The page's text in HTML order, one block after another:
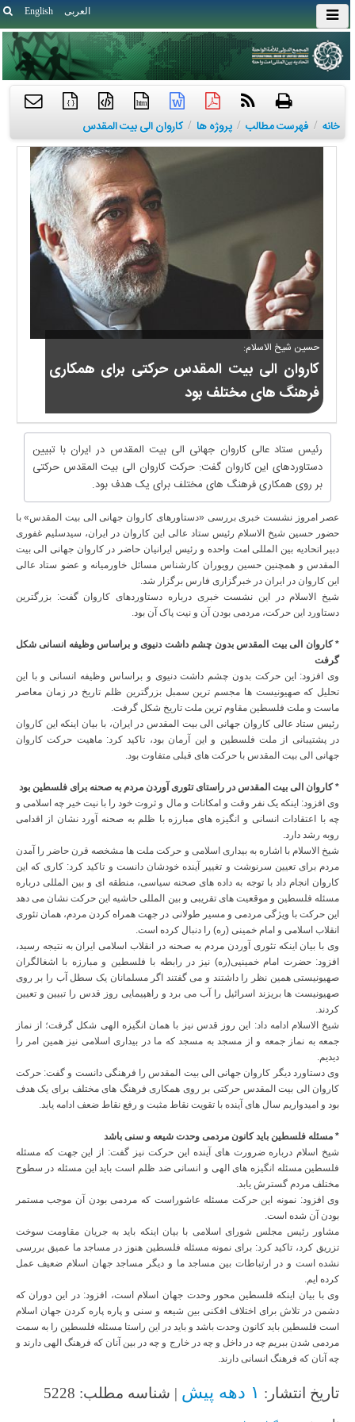
English العربی
htm
{ }
خانه / فهرست مطالب / پروژه ها / کاروان الی بیت المقدس
حسین شیخ الاسلام:
کاروان الی بیت المقدس حرکتی برای همکاری
فرهنگ های مختلف بود
رئیس ستاد عالی کاروان جهانی الی بیت المقدس در ایران با تبیین
دستاوردهای این کاروان گفت: حرکت کاروان الی بیت المقدس حرکتی
بر روی همکاری فرهنگ های مختلف برای یک هدف بود.
عصر امروز نشست خبری بررسی «دستاورهای کاروان جهانی الی بیت المقدس» با
حضور حسین شیخ الاسلام رئیس ستاد عالی این کاروان در ایران، سیدسلیم غفوری
دبیر اتحادیه بین المللی امت واحده و رئیس ایرانیان حاضر در کاروان جهانی الی بیت
المقدس و همچنین حسین رویوران کارشناس مسائل خاورمیانه و عضو ستاد عالی
این کاروان در ایران در خبرگزاری فارس برگزار شد.
شیخ الاسلام در این نشست خبری درباره دستاوردهای کاروان گفت: بزرگترین
دستاورد این حرکت، مردمی بودن آن و نیت پاک آن بود.
* کاروان الی بیت المقدس بدون چشم داشت دنیوی و براساس وظیفه انسانی شکل
گرفت
وی افزود: این حرکت بدون چشم داشت دنیوی و براساس وظیفه انسانی و با این
تحلیل که صهیونیست ها مجسم ترین سمبل بزرگترین ظلم تاریخ در زمان معاصر
ماست و ملت فلسطین مقاوم ترین ملت تاریخ شکل گرفت.
رئیس ستاد عالی کاروان جهانی الی بیت المقدس در ایران، با بیان اینکه این کاروان
در پشتیبانی از ملت فلسطین و این آرمان بود، تاکید کرد: ماهیت حرکت کاروان
جهانی الی بیت المقدس با حرکت های قبلی متفاوت بود.
* کاروان الی بیت المقدس در راستای تئوری آوردن مردم به صحنه برای فلسطین بود
وی افزود: اینکه یک نفر وقت و امکانات و مال و ثروت خود را با نیت خیر چه اسلامی و
چه با اعتقادات انسانی و انگیزه های مبارزه با ظلم به صحنه آورد نشان از اقدامی
روبه رشد دارد.
شیخ الاسلام با اشاره به بیداری اسلامی و حرکت ملت ها مشخصه قرن حاضر را آمدن
مردم برای تعیین سرنوشت و تغییر آینده خودشان دانست و تاکید کرد: کاری که این
کاروان انجام داد با توجه به داده های صحنه سیاسی، منطقه ای و بین المللی درباره
مسئله فلسطین و موقعیت های تقریبی و بین المللی حاشیه این حرکت نشان می دهد
این حرکت با ویژگی مردمی و مسیر طولانی در جهت همراه کردن مردم، همان تئوری
انقلاب اسلامی و امام خمینی (ره) را دنبال کرده است.
وی با بیان اینکه تئوری آوردن مردم به صحنه در انقلاب اسلامی ایران به نتیجه رسید،
افزود: حضرت امام خمینیی(ره) نیز در رابطه با فلسطین و مبارزه با اشغالگران
صهیونیستی همین نظر را داشتند و می گفتند اگر مسلمانان یک سطل آب را بر روی
صهیونیست ها بریزند اسرائیل را آب می برد و راهپیمایی روز قدس را تبیین و تعیین
کردند.
شیخ الاسلام ادامه داد: این روز قدس نیز با همان انگیزه الهی شکل گرفت؛ از نماز
جمعه به نماز جمعه و از مسجد به مسجد که ما در بیداری اسلامی نیز همین امر را
دیدیم.
وی دستاورد دیگر کاروان جهانی الی بیت المقدس را فرهنگی دانست و گفت: حرکت
کاروان الی بیت المقدس حرکتی بر روی همکاری فرهنگ های مختلف برای یک هدف
بود و امیدواریم سال های آینده با تقویت نقاط مثبت و رفع نقاط ضعف ادامه یابد.
* مسئله فلسطین باید کانون مردمی وحدت شیعه و سنی باشد
شیخ اسلام درباره ضرورت های آینده این حرکت نیز گفت: از این جهت که مسئله
فلسطین مسئله انگیزه های الهی و انسانی ضد ظلم است باید این مسئله در سطوح
مختلف مردم گسترش یابد.
وی افزود: نمونه این حرکت مسئله عاشوراست که مردمی بودن آن موجب مستمر
بودن آن شده است.
مشاور رئیس مجلس شورای اسلامی با بیان اینکه باید به جریان مقاومت سوخت
تزریق کرد، تاکید کرد: برای نمونه مسئله فلسطین هنوز در مساجد ما عمیق بررسی
نشده است و در ارتباطات بین مساجد ما و دیگر مساجد جهان اسلام ضعیف عمل
کرده ایم.
وی با بیان اینکه فلسطین محور وحدت جهان اسلام است، افزود: در این دوران که
دشمن در تلاش برای اختلاف افکنی بین شیعه و سنی و پاره پاره کردن جهان اسلام
است فلسطین باید کانون وحدت باشد و باید در این راستا مسئله فلسطین را به سمت
مردمی شدن ببریم چه در داخل و چه در خارج و چه در بین آنان که فرهنگ الهی دارند و
چه آنان که فرهنگ انسانی دارند.
تاریخ انتشار: ۱ دهه پیش | شناسه مطلب: 5228